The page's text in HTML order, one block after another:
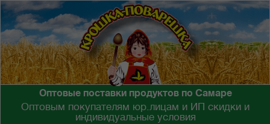
Оптовые поставки продуктов по Самаре
Оптовым покупателям юр.лицам и ИП скидки и
индивидуальные условия